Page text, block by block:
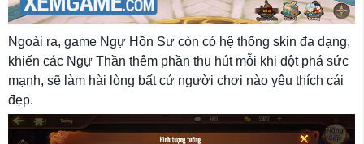
Ngoài ra, game Ngự Hồn Sư còn có hệ thống skin đa dạng,
khiến các Ngự Thần thêm phần thu hút mỗi khi đột phá sức
mạnh, sẽ làm hài lòng bất cứ người chơi nào yêu thích cái
đẹp.